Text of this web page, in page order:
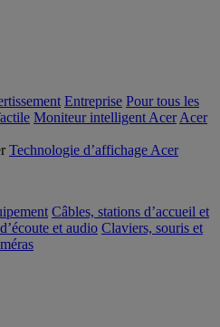
Entreprise Pour tous les
Moniteur intelligent Acer Acer
Technologie d’affichage Acer
Câbles, stations d’accueil et
et audio Claviers, souris et